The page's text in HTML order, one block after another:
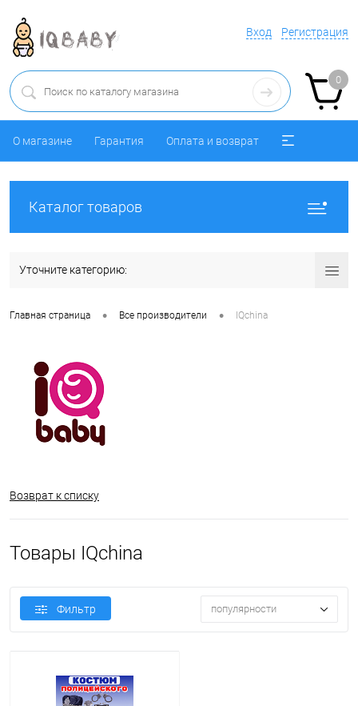
Вход Регистрация
0
О магазине Гарантия Оплата и возврат
Каталог товаров
Уточните категорию:
Главная страница • Все производители • IQchina
Возврат к списку
Товары IQchina
Фильтр популярности